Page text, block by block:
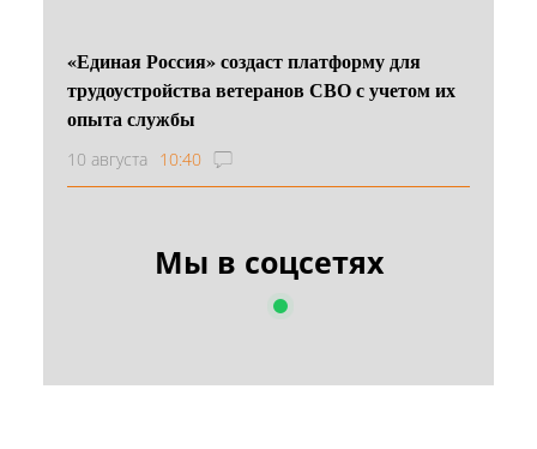
«Единая Россия» создаст платформу для
трудоустройства ветеранов СВО с учетом их
опыта службы
10 августа 10:40
Мы в соцсетях